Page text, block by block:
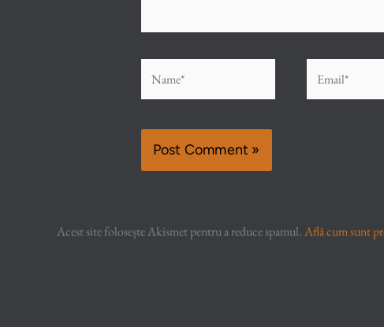
Acest site folosește Akismet pentru a reduce spamul.Află cum sunt